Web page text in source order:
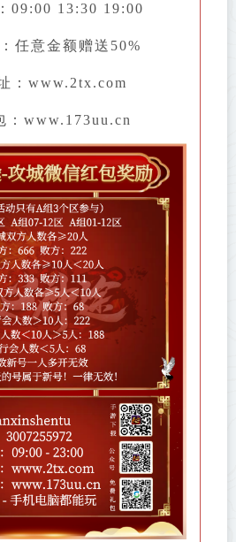
09:00 13:30 19:00
任意金额赠送50%
：www.2tx.com
：www.173uu.cn